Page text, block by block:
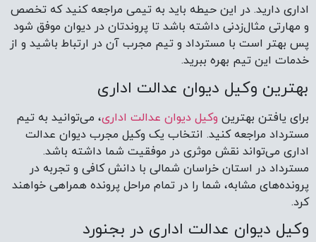
اداری دارید. در این حیطه باید به تیمی مراجعه کنید که تخصص
و مهارتی مثال‌زدنی داشته باشد تا پروندتان در دیوان موفق شود
پس بهتر است با مسترداد و تیم مجرب آن در ارتباط باشید و از
خدمات این تیم بهره ببرید.
بهترین وکیل دیوان عدالت اداری
برای یافتن بهترین وکیل دیوان عدالت اداری، می‌توانید به تیم
مسترداد مراجعه کنید. انتخاب یک وکیل مجرب دیوان عدالت
اداری می‌تواند نقش موثری در موفقیت شما داشته باشد.
مسترداد در استان خراسان شمالی با دانش کافی و تجربه در
پرونده‌های مشابه، شما را در تمام مراحل پرونده همراهی خواهند
کرد.
وکیل دیوان عدالت اداری در بجنورد